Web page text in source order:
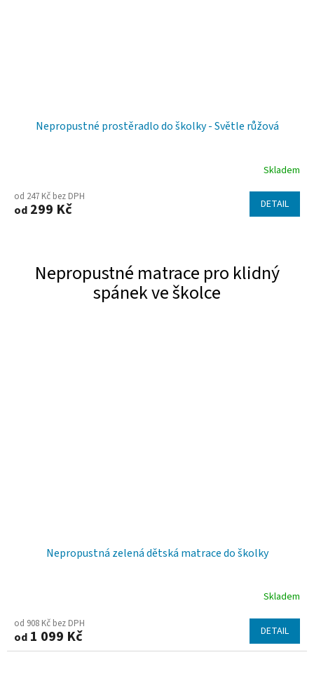
Nepropustné prostěradlo do školky - Světle růžová
Skladem
od 247 Kč bez DPH
od 299 Kč DETAIL
Nepropustné matrace pro klidný
spánek ve školce
Nepropustná zelená dětská matrace do školky
Skladem
od 908 Kč bez DPH
od 1 099 Kč DETAIL